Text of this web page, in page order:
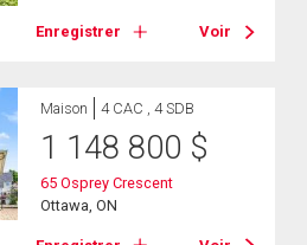
Enregistrer Voir
Maison 4 CAC , 4 SDB
1 148 800 $
65 Osprey Crescent
Ottawa, ON